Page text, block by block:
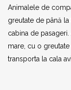
Animalele de
greutate de până
cabina de
mare, cu o
transporta la cala